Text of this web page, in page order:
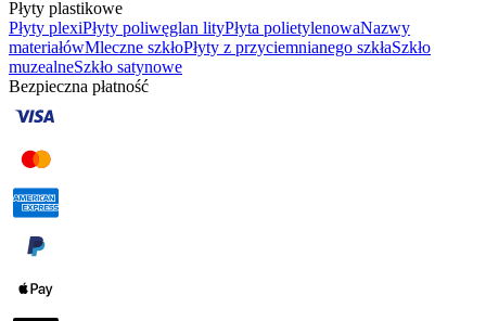
Płyty plastikowe
Płyty plexiPłyty poliwęglan lityPłyta polietylenowaNazwy
materiałówMleczne szkłoPłyty z przyciemnianego szkłaSzkło
muzealneSzkło satynowe
Bezpieczna płatność